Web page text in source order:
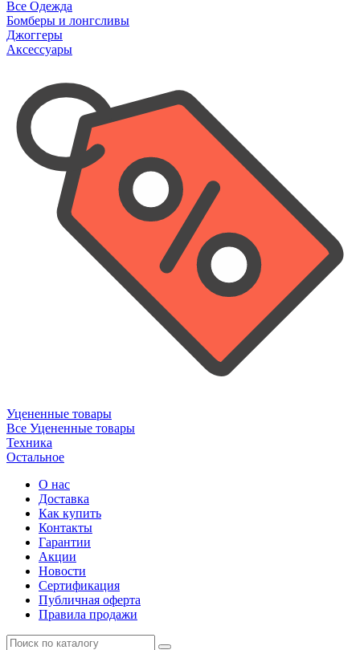
Все Одежда
Бомберы и лонгсливы
Джоггеры
Аксессуары
Уцененные товары
Все Уцененные товары
Техника
Остальное
О нас
Доставка
Как купить
Контакты
Гарантии
Акции
Новости
Cертификация
Публичная оферта
Правила продажи